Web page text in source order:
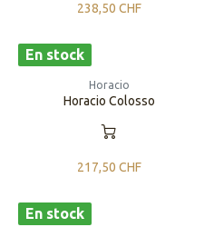
238,50 CHF
En stock
Horacio
Horacio Colosso
217,50 CHF
En stock